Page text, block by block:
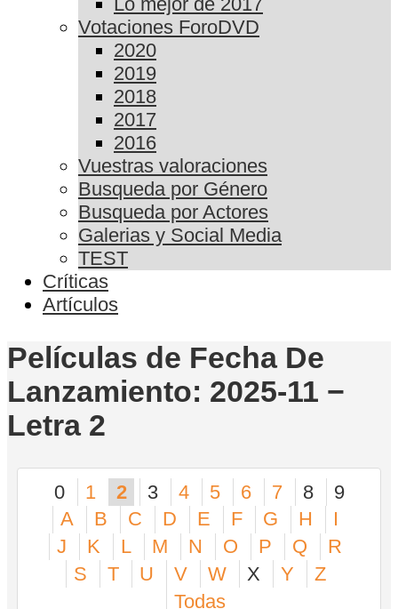
Votaciones ForoDVD
2020
2019
2018
2017
2016
Vuestras valoraciones
Busqueda por Género
Busqueda por Actores
Galerias y Social Media
TEST
Críticas
Artículos
Películas de Fecha De
Lanzamiento: 2025-11 −
Letra 2
0 1 2 3 4 5 6 7 8
9
A
B C D E F G H
I
J
K L M N O P Q
R
S
T U V W X Y
Z
Todas